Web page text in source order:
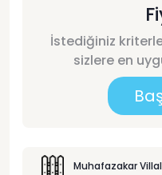
İstediğiniz
sizlere en
Muhafazakar